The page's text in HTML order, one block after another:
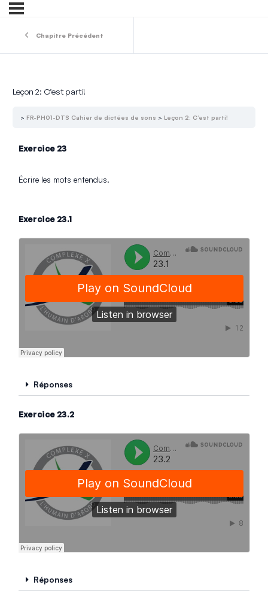
Chapitre Précédent
Leçon 2: C’est parti!
FR-PH01-DTS Cahier de dictées de sons Leçon 2: C’est parti!
Exercice 23
Écrire les mots entendus.
Exercice 23.1
Réponses
Exercice 23.2
Réponses